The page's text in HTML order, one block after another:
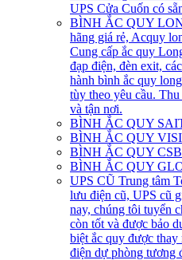
UPS Cửa Cuốn có
BÌNH ẮC QUY
hãng giá rẻ, Acquy
Cung cấp ắc quy
đạp điện, đèn exit,
hành bình ắc quy
tùy theo yêu cầu.
và tận nơi.
BÌNH ẮC QUY
BÌNH ẮC QUY
BÌNH ẮC QUY CSB
BÌNH ẮC QUY
UPS CŨ Trung tâm
lưu điện cũ, UPS cũ
nay, chúng tôi tuyển
còn tốt và được bảo
biệt ắc quy được
điện dự phòng tương